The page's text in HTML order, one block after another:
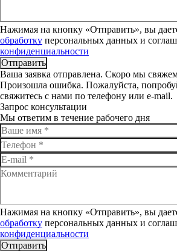
Нажимая на кнопку «Отправить», вы
обработку персональных данных и
конфиденциальности
Отправить
Ваша заявка отправлена. Скоро мы
Произошла ошибка. Пожалуйста,
свяжитесь с нами по телефону или e-mail.
Запрос консультации
Мы ответим в течение рабочего дня
Нажимая на кнопку «Отправить», вы
обработку персональных данных и
конфиденциальности
Отправить